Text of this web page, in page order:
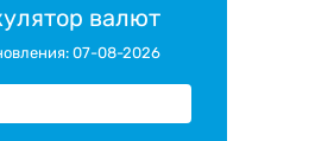
валют
07-08-2026